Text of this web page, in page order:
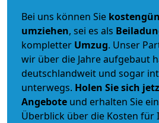
Bei uns können Sie
umziehen, sei es als
kompletter Umzug. Unser
wir über die Jahre aufgebaut
deutschlandweit und sogar
unterwegs. Holen Sie sich
Angebote und erhalten Sie
Überblick über die Kosten für